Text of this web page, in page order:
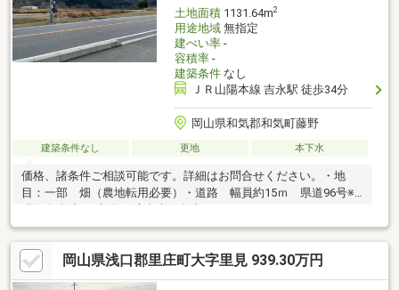
土地面積1131.64m2
用途地域無指定
建ぺい率-
容積率-
建築条件なし
ＪＲ山陽本線 吉永駅 徒歩34分
岡山県和気郡和気町藤野
建築条件なし 更地 本下水
価格、諸条件ご相談可能です。詳細はお問合せください。・地
目：一部 畑（農地転用必要）・道路 幅員約15ｍ 県道96号※
岡山県浅口郡里庄町大字里見 939.30万円